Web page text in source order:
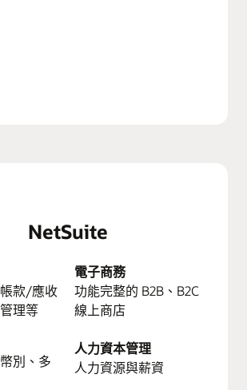
NetSuite
款/應收
理等
別、多
電子商務
功能完整的 B2B、B2C
線上商店
人力資本管理
人力資源與薪資